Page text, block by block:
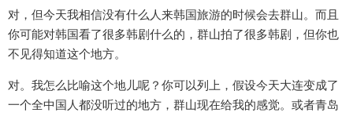
对，但今天我相信没有什么人来韩国旅游的时候会去群山。而且
你可能对韩国看了很多韩剧什么的，群山拍了很多韩剧，但你也
不见得知道这个地方。
对。我怎么比喻这个地儿呢？你可以列上，假设今天大连变成了
一个全中国人都没听过的地方，群山现在给我的感觉。或者青岛